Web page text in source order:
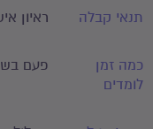
תנאי קבלה ראיון
כמה זמן
לומדים
פעם בשבוע